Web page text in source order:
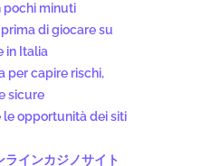
pochi minuti
di giocare su
in Italia
per capire rischi,
sicure
le opportunità dei siti
インカジノサイト